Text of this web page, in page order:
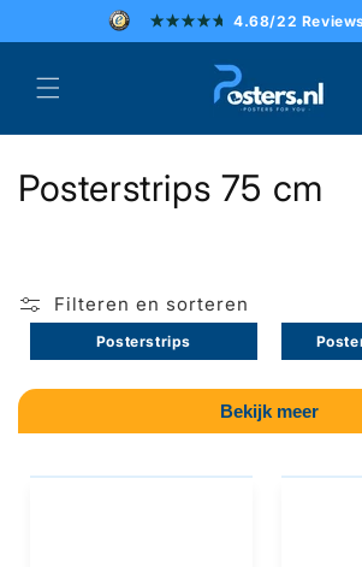
content
4.68/22
SCHERPE PRIJZEN
UITSTEKENDE
C
e
Posterstrips 75 cm
Filteren en sorteren
Posterstrips
Bekijk meer